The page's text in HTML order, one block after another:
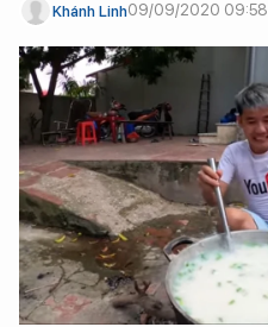
Khánh Linh09/09/2020 09:58